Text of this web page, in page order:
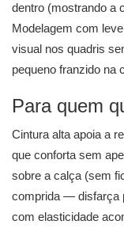
dentro (mostrando a
Modelagem com
visual nos quadris
pequeno franzido na
Para quem
Cintura alta apoia a
que conforta sem
sobre a calça (sem
comprida — disfarça
com elasticidade